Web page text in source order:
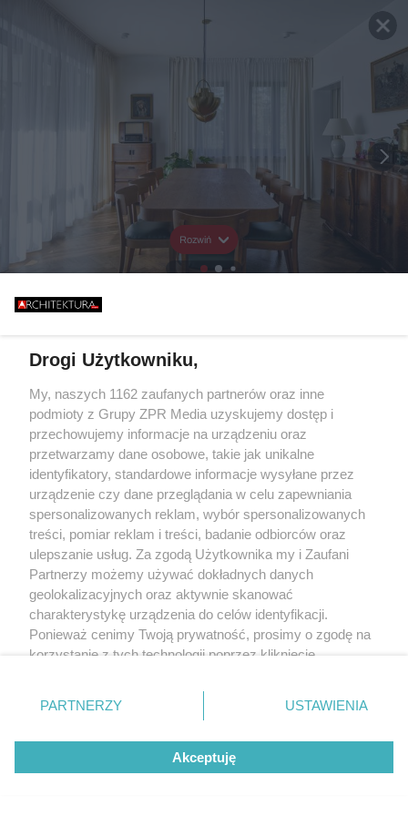
Rozwiń
Drogi Użytkowniku,
My, naszych 1162 zaufanych partnerów oraz inne
podmioty z Grupy ZPR Media uzyskujemy dostęp i
przechowujemy informacje na urządzeniu oraz
przetwarzamy dane osobowe, takie jak unikalne
identyfikatory, standardowe informacje wysyłane przez
urządzenie czy dane przeglądania w celu zapewniania
spersonalizowanych reklam, wybór spersonalizowanych
treści, pomiar reklam i treści, badanie odbiorców oraz
ulepszanie usług. Za zgodą Użytkownika my i Zaufani
Partnerzy możemy używać dokładnych danych
geolokalizacyjnych oraz aktywnie skanować
charakterystykę urządzenia do celów identyfikacji.
Ponieważ cenimy Twoją prywatność, prosimy o zgodę na
korzystanie z tych technologii poprzez kliknięcie
zmienić/wycofać klikając przycisk ustawień prywatności
znajdujący się w lewym dolnym rogu strony
rodzaje przetwarzania danych nie wymagają zgody
użytkownika, ale masz prawo sprzeciwić się takiemu
przetwarzaniu. Preferencje będą miały zastosowanie tylko
PARTNERZY USTAWIENIA
Akceptuję